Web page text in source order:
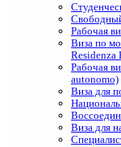
Рабочая
Виза по
Residenza
Рабочая
autonomo)
Виза для
Виза для